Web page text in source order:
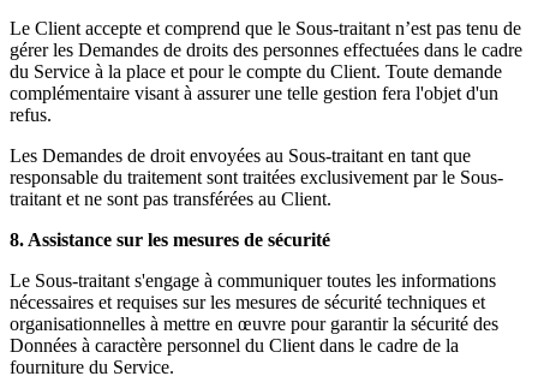
Le Client accepte et comprend que le Sous-traitant n’est pas tenu de
gérer les Demandes de droits des personnes effectuées dans le cadre
du Service à la place et pour le compte du Client. Toute demande
complémentaire visant à assurer une telle gestion fera l'objet d'un
refus.
Les Demandes de droit envoyées au Sous-traitant en tant que
responsable du traitement sont traitées exclusivement par le Sous-
traitant et ne sont pas transférées au Client.
8. Assistance sur les mesures de sécurité
Le Sous-traitant s'engage à communiquer toutes les informations
nécessaires et requises sur les mesures de sécurité techniques et
organisationnelles à mettre en œuvre pour garantir la sécurité des
Données à caractère personnel du Client dans le cadre de la
fourniture du Service.